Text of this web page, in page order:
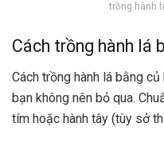
trồng hành
Cách trồng hành lá
Cách trồng hành lá bằng
bạn không nên bỏ qua.
tím hoặc hành tây (tùy sở